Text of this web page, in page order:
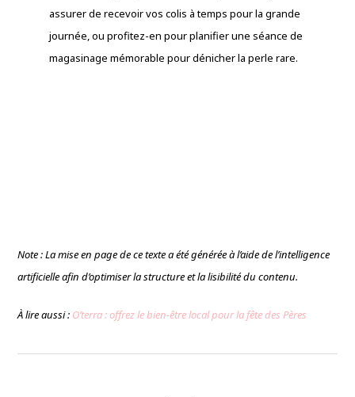
assurer de recevoir vos colis à temps pour la grande
journée, ou profitez-en pour planifier une séance de
magasinage mémorable pour dénicher la perle rare.
Note : La mise en page de ce texte a été générée à l’aide de l’intelligence
artificielle afin d’optimiser la structure et la lisibilité du contenu.
À lire aussi : O’terra : offrez le bien-être local pour la fête des Pères